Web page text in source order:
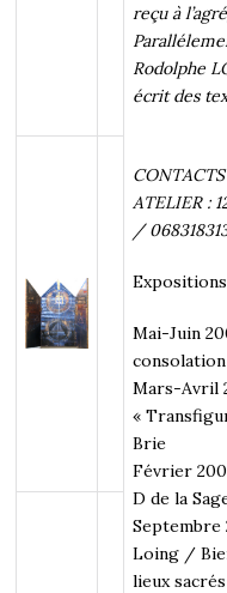
reçu à
Rodolphe
écrit des
ATELIER :
/
Mai-Juin
Mars-Avril
«
Brie
Février
D de la
Septembre
Loing /
lieux